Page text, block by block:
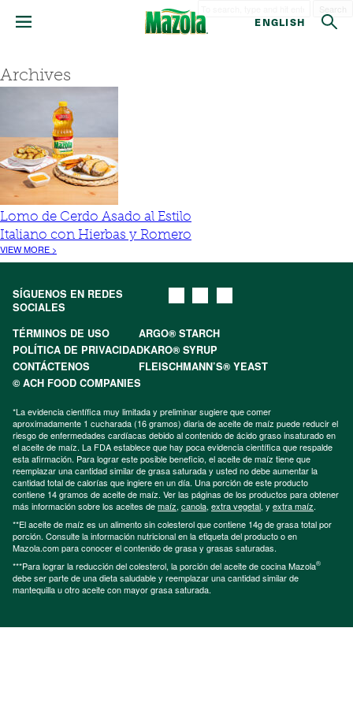
ENGLISH
Archives
Lomo de Cerdo Asado al Estilo
Italiano con Hierbas y Romero
VIEW MORE >
SÍGUENOS EN REDES
SOCIALES
TÉRMINOS DE USO
ARGO® STARCH
POLÍTICA DE PRIVACIDADKARO® SYRUP
CONTÁCTENOS
FLEISCHMANN’S® YEAST
© ACH FOOD COMPANIES
*La evidencia científica muy limitada y preliminar sugiere que comer
aproximadamente 1 cucharada (16 gramos) diaria de aceite de maíz puede reducir el
riesgo de enfermedades cardíacas debido al contenido de ácido graso insaturado en
el aceite de maíz. La FDA establece que hay poca evidencia científica que respalde
esta afirmación. Para lograr este posible beneficio, el aceite de maíz tiene que
reemplazar una cantidad similar de grasa saturada y usted no debe aumentar la
cantidad total de calorías que ingiere en un día. Una porción de este producto
contiene 14 gramos de aceite de maíz. Ver las páginas de los productos para obtener
más información sobre los aceites demaíz, canola, extra vegetal, y extra maíz.
**El aceite de maíz es un alimento sin colesterol que contiene 14g de grasa total por
porción. Consulte la información nutricional en la etiqueta del producto o en
Mazola.com para conocer el contenido de grasa y grasas saturadas.
***Para lograr la reducción del colesterol, la porción del aceite de cocina Mazola®
debe ser parte de una dieta saludable y reemplazar una cantidad similar de
mantequilla u otro aceite con mayor grasa saturada.